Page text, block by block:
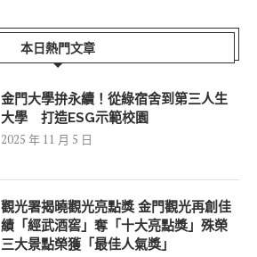
本日熱門文章
金門大學拚永續！從綠宿舍到第三人生
大學 打造ESG示範校園
2025 年 11 月 5 日
觀光署揭曉觀光亮點獎 金門觀光再創佳
績「經武酒窖」奪「十大亮點獎」殊榮
三大景點榮獲「最佳人氣獎」